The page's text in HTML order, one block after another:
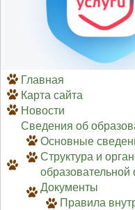
Главная
Карта сайта
Новости
Сведения об
Основные
Структура и
образовательной
Документы
Правила